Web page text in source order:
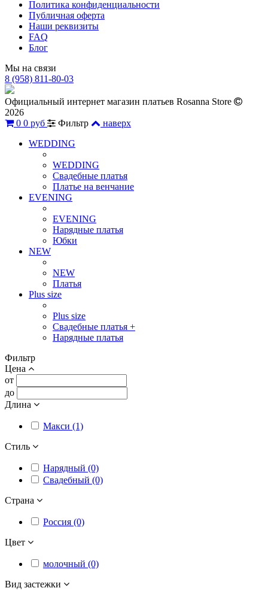
Политика конфиденциальности
Публичная оферта
Наши реквизиты
FAQ
Блог
Мы на связи
8 (958) 811-80-03
Официальный интернет магазин платьев Rosanna Store
2026
0 0 руб Фильтр
наверх
WEDDING
WEDDING
Свадебные платья
Платье на венчание
EVENING
EVENING
Нарядные платья
Юбки
NEW
NEW
Платья
Plus size
Plus size
Свадебные платья +
Нарядные платья
Фильтр
Цена
от
до
Длина
Макси (1)
Стиль
Нарядный (0)
Свадебный (0)
Страна
Россия (0)
Цвет
молочный (0)
Вид застежки